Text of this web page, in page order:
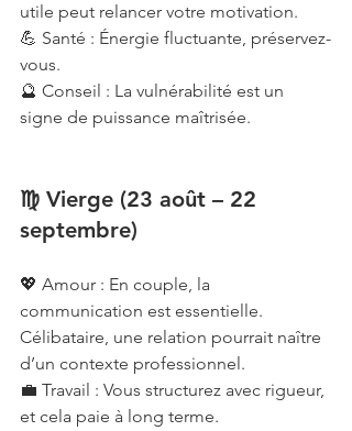
utile peut relancer votre motivation.
💪 Santé : Énergie fluctuante, préservez-
vous.
🔮 Conseil : La vulnérabilité est un
signe de puissance maîtrisée.
♍ Vierge (23 août – 22
septembre)
💖 Amour : En couple, la
communication est essentielle.
Célibataire, une relation pourrait naître
d’un contexte professionnel.
💼 Travail : Vous structurez avec rigueur,
et cela paie à long terme.